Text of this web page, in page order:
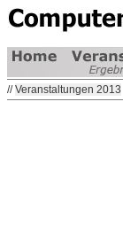
//Veranstaltungen 2013